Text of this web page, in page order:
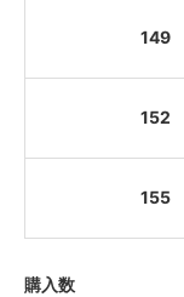
149
152
155
購入数